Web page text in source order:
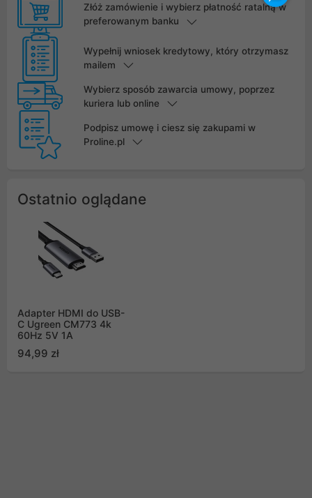
Złóż zamówienie i wybierz płatność ratalną w
preferowanym banku
Wypełnij wniosek kredytowy, który otrzymasz
mailem
Wybierz sposób zawarcia umowy, poprzez
kuriera lub online
Podpisz umowę i ciesz się zakupami w
Proline.pl
Ostatnio oglądane
Adapter HDMI do USB-
C Ugreen CM773 4k
60Hz 5V 1A
94,99 zł